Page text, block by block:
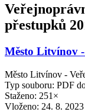
přestupků
Město Litvínov
Město Litvínov -
Typ souboru: PDF
Staženo: 251×
Vloženo: 24. 8. 2023